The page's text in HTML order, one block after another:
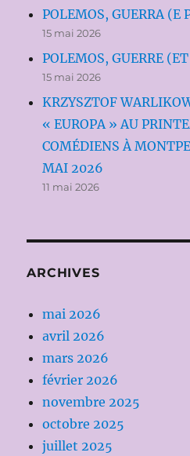
POLEMOS, GUERRA (E
15 mai 2026
POLEMOS, GUERRE
15 mai 2026
KRZYSZTOF
« EUROPA » AU
COMÉDIENS À
MAI 2026
11 mai 2026
ARCHIVES
mai 2026
avril 2026
mars 2026
février 2026
novembre 2025
octobre 2025
juillet 2025